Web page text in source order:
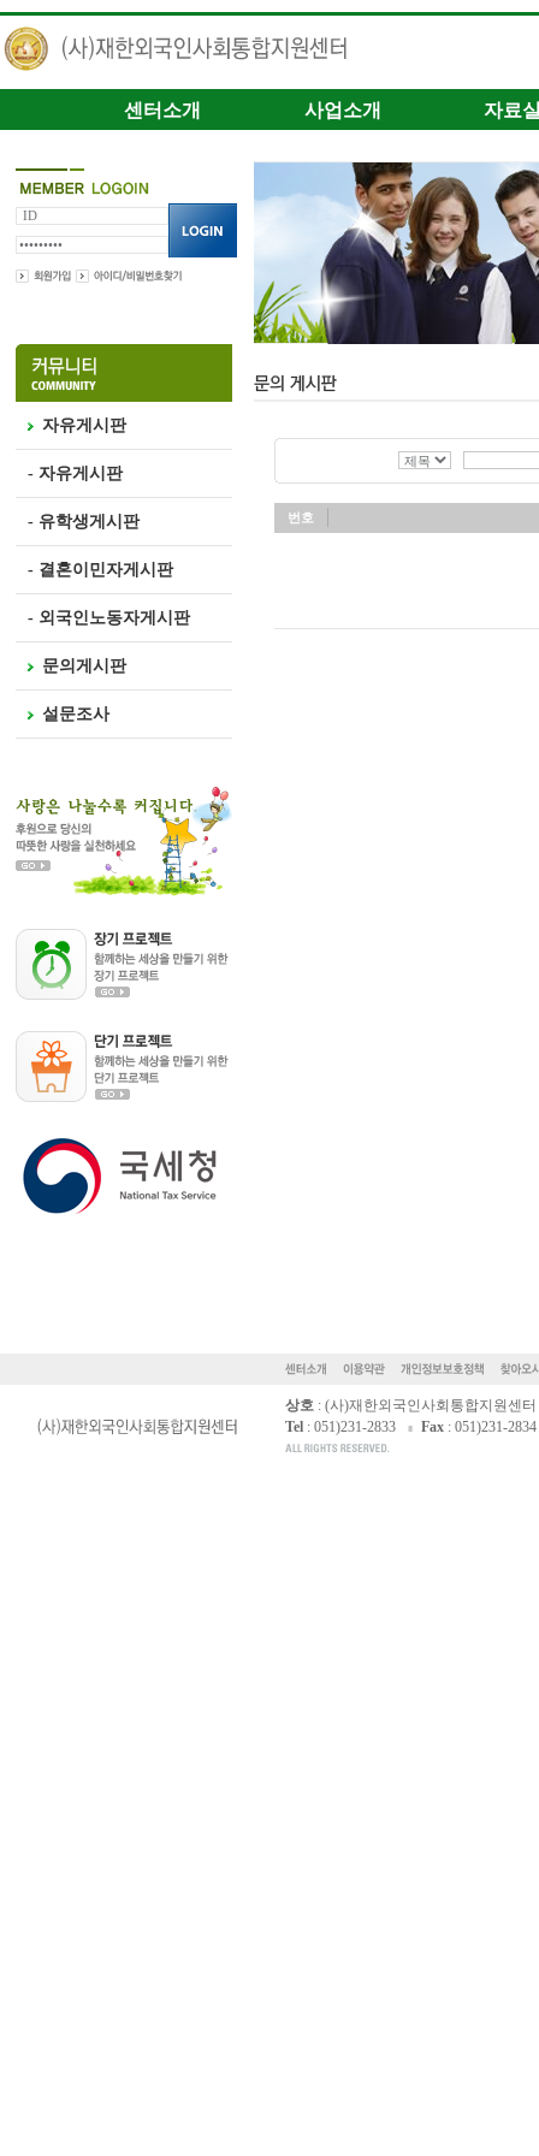
센터소개 사업소개 자료
자유게시판
- 자유게시판
- 유학생게시판
- 결혼이민자게시판
- 외국인노동자게시판
문의게시판
설문조사
번호
상호 : (사)재한외국인사회통합지원센터
Tel : 051)231-2833 Fax : 051)231-2834